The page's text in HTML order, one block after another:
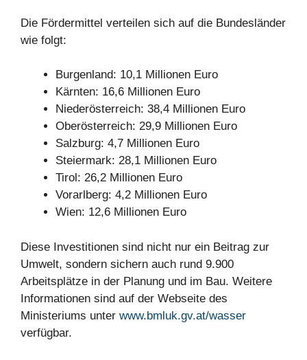
Die Fördermittel verteilen sich auf die Bundesländer
wie folgt:
Burgenland: 10,1 Millionen Euro
Kärnten: 16,6 Millionen Euro
Niederösterreich: 38,4 Millionen Euro
Oberösterreich: 29,9 Millionen Euro
Salzburg: 4,7 Millionen Euro
Steiermark: 28,1 Millionen Euro
Tirol: 26,2 Millionen Euro
Vorarlberg: 4,2 Millionen Euro
Wien: 12,6 Millionen Euro
Diese Investitionen sind nicht nur ein Beitrag zur
Umwelt, sondern sichern auch rund 9.900
Arbeitsplätze in der Planung und im Bau. Weitere
Informationen sind auf der Webseite des
Ministeriums unter www.bmluk.gv.at/wasser
verfügbar.